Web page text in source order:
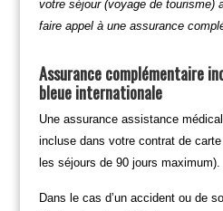
votre séjour (voyage de tourisme)
faire appel à une assurance
Assurance complémentaire
bleue internationale
Une assurance assistance
incluse dans votre contrat de
les séjours de 90 jours maximum).
Dans le cas d’un accident ou de